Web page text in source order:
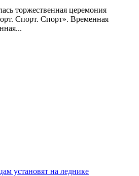
торжественная церемония
Спорт. Спорт». Временная
установят на леднике